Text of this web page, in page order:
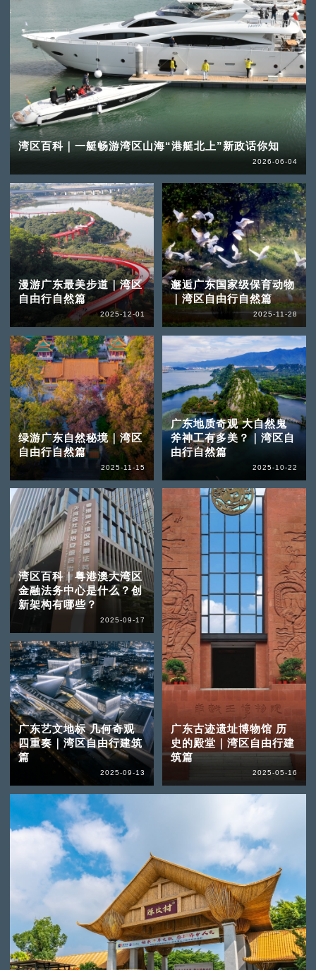
湾区百科｜一艇畅游湾区山海“港艇北上”新政话你知
2026-06-04
漫游广东最美步道｜湾区
自由行自然篇
2025-12-01
邂逅广东国家级保育动物
｜湾区自由行自然篇
2025-11-28
绿游广东自然秘境｜湾区
自由行自然篇
2025-11-15
广东地质奇观 大自然鬼
斧神工有多美？｜湾区自
由行自然篇
2025-10-22
湾区百科｜粤港澳大湾区
金融法务中心是什么？创
新架构有哪些？
2025-09-17
广东艺文地标 几何奇观
四重奏｜湾区自由行建筑
篇
2025-09-13
广东古迹遗址博物馆 历
史的殿堂｜湾区自由行建
筑篇
2025-05-16